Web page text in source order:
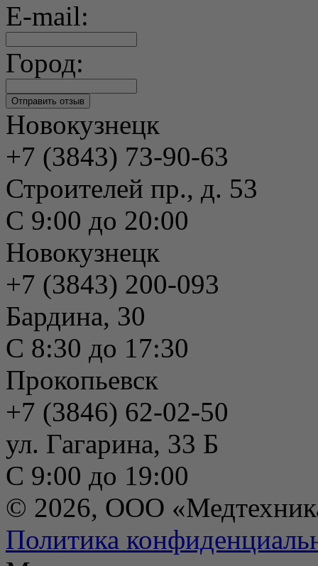
E-mail:
Город:
Новокузнецк
+7 (3843) 73-90-63
Строителей пр., д. 53
С 9:00 до 20:00
Новокузнецк
+7 (3843) 200-093
Бардина, 30
С 8:30 до 17:30
Прокопьевск
+7 (3846) 62-02-50
ул. Гагарина, 33 Б
С 9:00 до 19:00
© 2026, ООО
Политика